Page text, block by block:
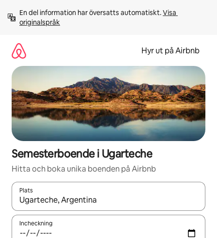
innehåll
En del information har översatts automatiskt. Visa
originalspråk
Hyr ut på Airbnb
Semesterboende i Ugarteche
Hitta och boka unika boenden på Airbnb
Plats
När resultaten är tillgängliga kan du navigera med upp- och
Incheckning